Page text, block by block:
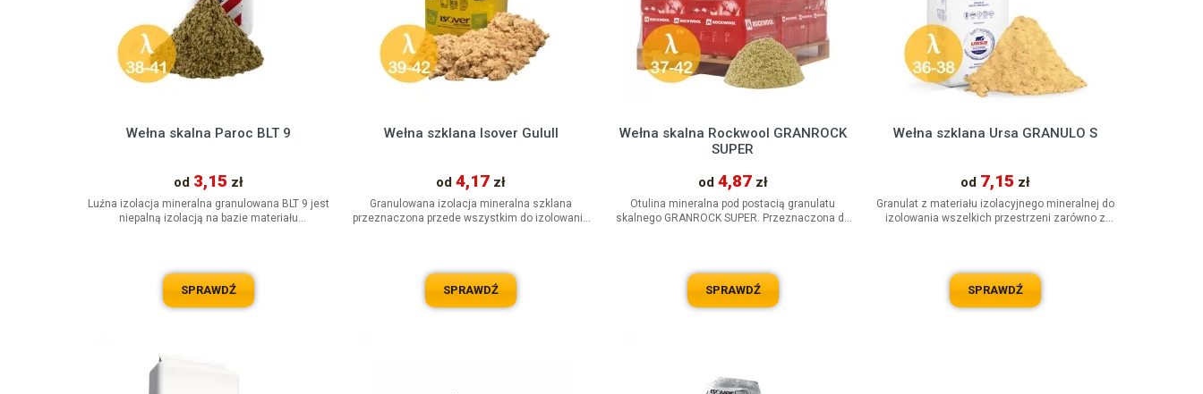
Wełna skalna Paroc BLT 9
od 3,15 zł
Luźna izolacja mineralna granulowana BLT 9 jest
niepalną izolacją na bazie materiału
SPRAWDŹ
Wełna szklana Isover Gulull
od 4,17 zł
Granulowana izolacja mineralna szklana
przeznaczona przede wszystkim do izolowania
SPRAWDŹ
Wełna skalna Rockwool GRANROCK
SUPER
od 4,87 zł
Otulina mineralna pod postacią granulatu
skalnego GRANROCK SUPER. Przeznaczona do
SPRAWDŹ
Wełna szklana Ursa GRANULO S
od 7,15 zł
Granulat z materiału izolacyjnego mineralnej do
izolowania wszelkich przestrzeni zarówno z
SPRAWDŹ